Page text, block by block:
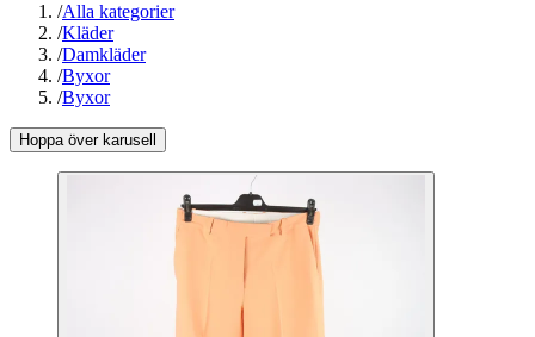
/Alla kategorier
/Kläder
/Damkläder
/Byxor
/Byxor
Hoppa över karusell